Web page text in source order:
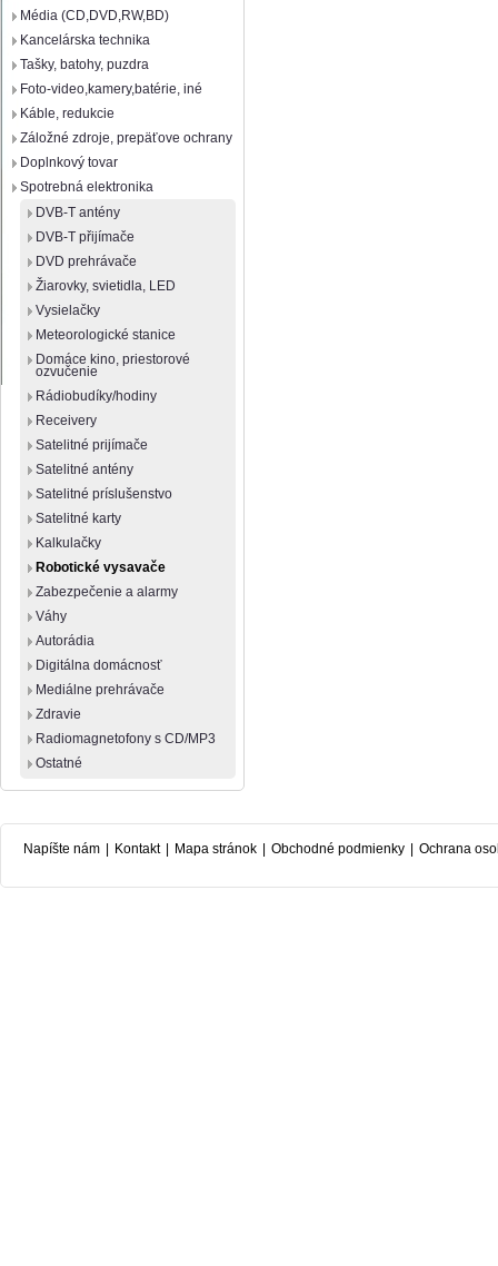
Média (CD,DVD,RW,BD)
Kancelárska technika
Tašky, batohy, puzdra
Foto-video,kamery,batérie, iné
Káble, redukcie
Záložné zdroje, prepäťove ochrany
Doplnkový tovar
Spotrebná elektronika
DVB-T antény
DVB-T přijímače
DVD prehrávače
Žiarovky, svietidla, LED
Vysielačky
Meteorologické stanice
Domáce kino, priestorové
ozvučenie
Rádiobudíky/hodiny
Receivery
Satelitné prijímače
Satelitné antény
Satelitné príslušenstvo
Satelitné karty
Kalkulačky
Robotické vysavače
Zabezpečenie a alarmy
Váhy
Autorádia
Digitálna domácnosť
Mediálne prehrávače
Zdravie
Radiomagnetofony s CD/MP3
Ostatné
Napíšte nám Kontakt Mapa stránok Obchodné podmienky Ochrana